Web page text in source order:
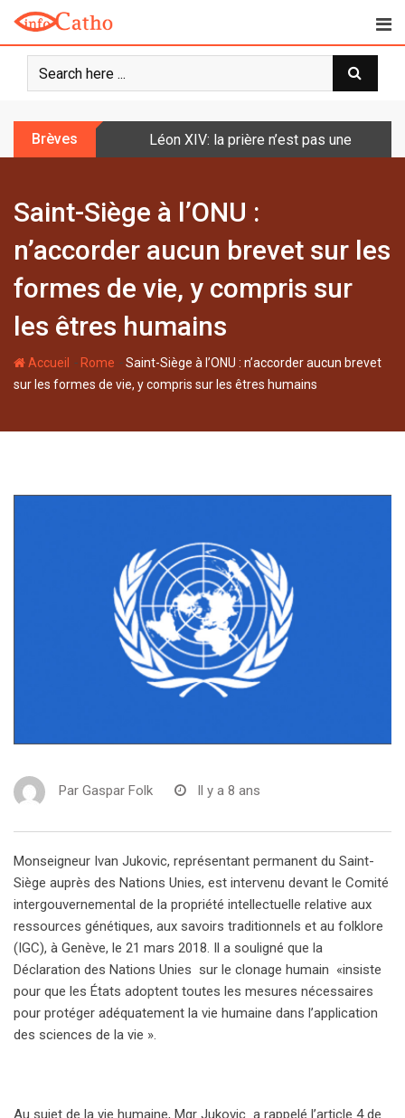
o
Brèves Léon XIV: la prière n’est pas une
Saint-Siège à l’ONU :
n’accorder aucun brevet sur les
formes de vie, y compris sur
les êtres humains
Accueil - Rome -Saint-Siège à l’ONU : n’accorder aucun brevet
sur les formes de vie, y compris sur les êtres humains
Par Gaspar Folk Il y a 8 ans
Monseigneur Ivan Jukovic, représentant permanent du Saint-
Siège auprès des Nations Unies, est intervenu devant le Comité
intergouvernemental de la propriété intellectuelle relative aux
ressources génétiques, aux savoirs traditionnels et au folklore
(IGC), à Genève, le 21 mars 2018. Il a souligné que la
Déclaration des Nations Unies sur le clonage humain «insiste
pour que les États adoptent toutes les mesures nécessaires
pour protéger adéquatement la vie humaine dans l’application
des sciences de la vie ».
Au sujet de la vie humaine, Mgr Jukovic a rappelé l’article 4 de